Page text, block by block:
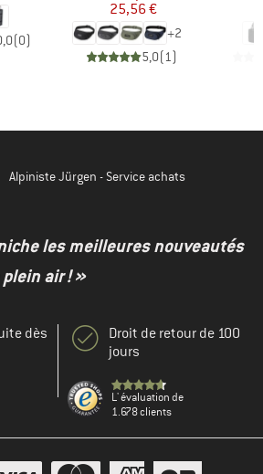
(0)
25,56 €
+2
5,0(1)
Alpiniste Jürgen - Service achats
les meilleures nouveautés
air ! »
dès
Droit de retour de 100
jours
L' évaluation de
1.678 clients